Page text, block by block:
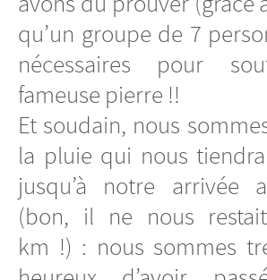
qu’un groupe de 7
nécessaires pour
fameuse pierre !!
Et soudain, nous
la pluie qui nous
jusqu’à notre arrivée
(bon, il ne nous
km !) : nous sommes